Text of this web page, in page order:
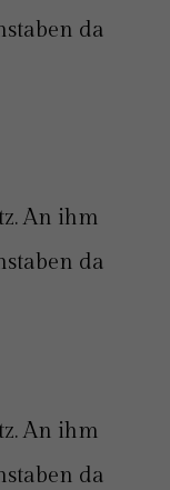
da
An ihm
da
An ihm
da